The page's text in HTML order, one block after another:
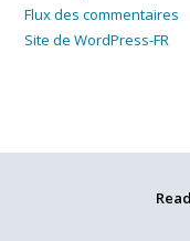
Flux des commentaires
Site de WordPress-FR